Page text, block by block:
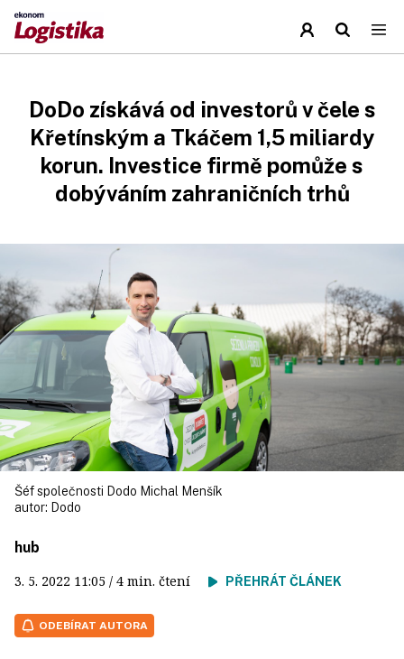
DoDo získává od investorů v čele s
Křetínským a Tkáčem 1,5 miliardy
korun. Investice firmě pomůže s
dobýváním zahraničních trhů
Šéf společnosti Dodo Michal Menšík
autor: Dodo
hub
3. 5. 2022 11:05 / 4 min. čtení PŘEHRÁT ČLÁNEK
ODEBÍRAT AUTORA